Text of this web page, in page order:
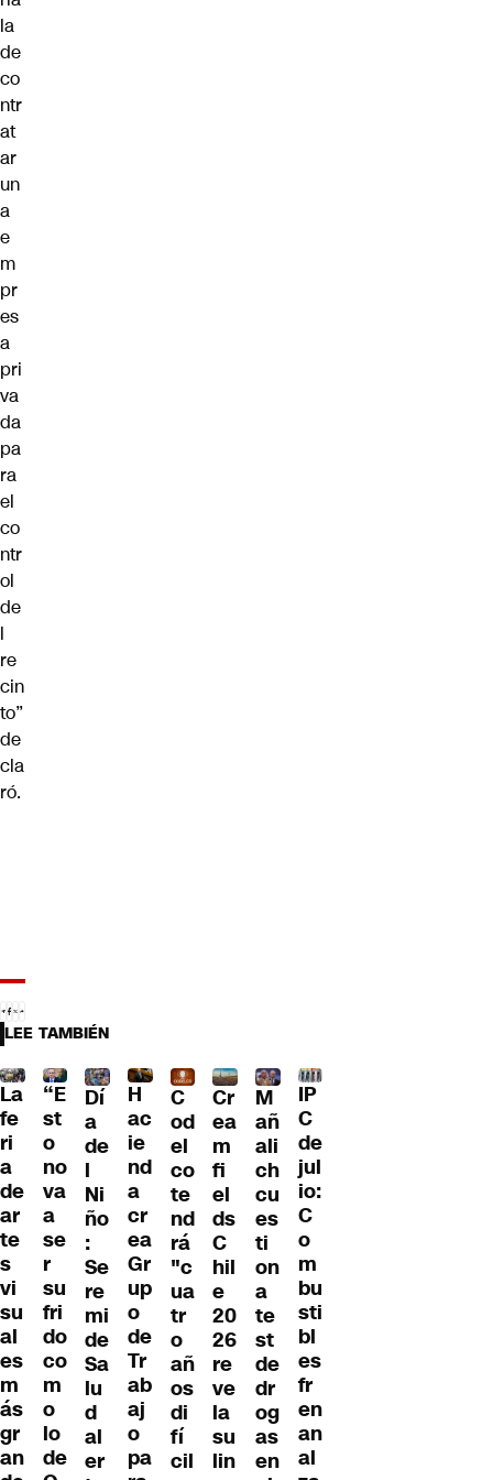
la
de
co
ntr
at
ar
un
a
e
m
pr
es
a
pri
va
da
pa
ra
el
co
ntr
ol
de
l
re
cin
to”
de
cla
ró.
LEE TAMBIÉN
La
fe
ri
a
de
ar
te
s
vi
su
al
es
m
ás
gr
an
“E
st
o
no
va
a
se
r
su
fri
do
co
m
o
lo
de
Dí
a
de
l
Ni
ño
:
Se
re
mi
de
Sa
lu
d
al
er
H
ac
ie
nd
a
cr
ea
Gr
up
o
de
Tr
ab
aj
o
pa
C
od
el
co
te
nd
rá
"c
ua
tr
o
añ
os
di
fí
cil
Cr
ea
m
fi
el
ds
C
hil
e
20
26
re
ve
la
su
lin
M
añ
ali
ch
cu
es
ti
on
a
te
st
de
dr
og
as
en
IP
C
de
jul
io:
C
o
m
bu
sti
bl
es
fr
en
an
al